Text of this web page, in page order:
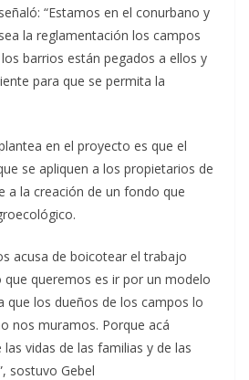
“Estamos en el conurbano y
la reglamentación los campos
barrios están pegados a ellos y
para que se permita la
en el proyecto es que el
se apliquen a los propietarios de
a la creación de un fondo que
acusa de boicotear el trabajo
queremos es ir por un modelo
que los dueños de los campos lo
nos muramos. Porque acá
vidas de las familias y de las
sostuvo Gebel